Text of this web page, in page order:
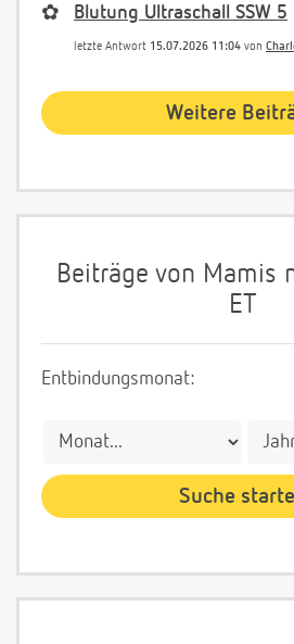
✿ Blutung Ultraschall SSW 5
letzte Antwort 15.07.2026 11:04 von
Weitere
Beiträge von Mamis
ET
Entbindungsmonat: